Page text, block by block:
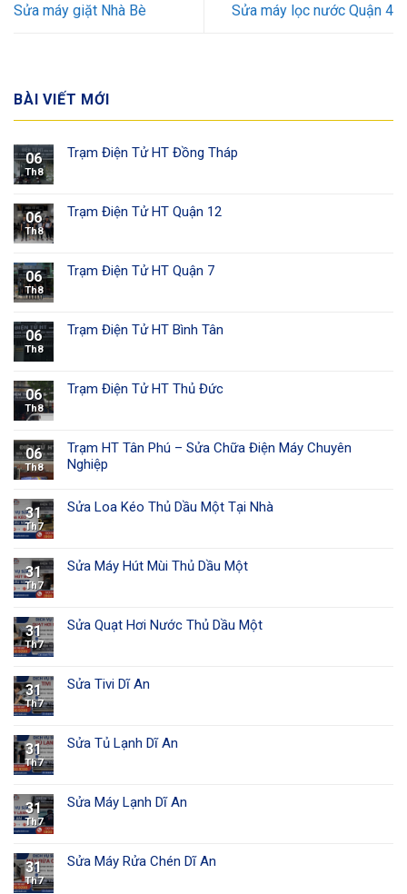
Sửa máy giặt Nhà Bè Sửa máy lọc nước Quận 4
BÀI VIẾT MỚI
06
Th8
Trạm Điện Tử HT Đồng Tháp
06
Th8
Trạm Điện Tử HT Quận 12
06
Th8
Trạm Điện Tử HT Quận 7
06
Th8
Trạm Điện Tử HT Bình Tân
06
Th8
Trạm Điện Tử HT Thủ Đức
06
Th8
Trạm HT Tân Phú – Sửa Chữa Điện Máy Chuyên
Nghiệp
31
Th7
Sửa Loa Kéo Thủ Dầu Một Tại Nhà
31
Th7
Sửa Máy Hút Mùi Thủ Dầu Một
31
Th7
Sửa Quạt Hơi Nước Thủ Dầu Một
31
Th7
Sửa Tivi Dĩ An
31
Th7
Sửa Tủ Lạnh Dĩ An
31
Th7
Sửa Máy Lạnh Dĩ An
31
Th7
Sửa Máy Rửa Chén Dĩ An